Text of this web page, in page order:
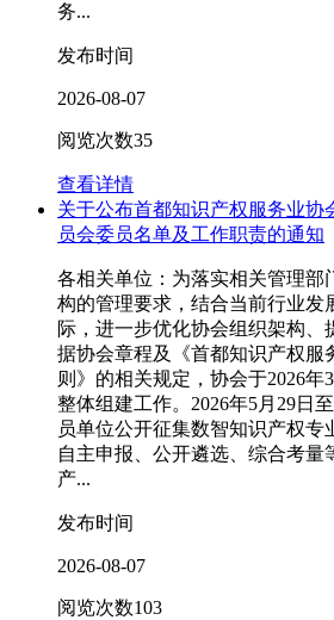
务...
发布时间
2026-08-07
阅览次数35
查看详情
关于公布首都知识产权服务业协
员会委员名单及工作职责的通知
各相关单位：为落实相关管理部
构的管理要求，结合当前行业发
际，进一步优化协会组织架构、
据协会章程及《首都知识产权服
则》的相关规定，协会于2026年
整体组建工作。2026年5月29日
员单位公开征集数智知识产权专
自主申报、公开遴选、综合考量
产...
发布时间
2026-08-07
阅览次数103